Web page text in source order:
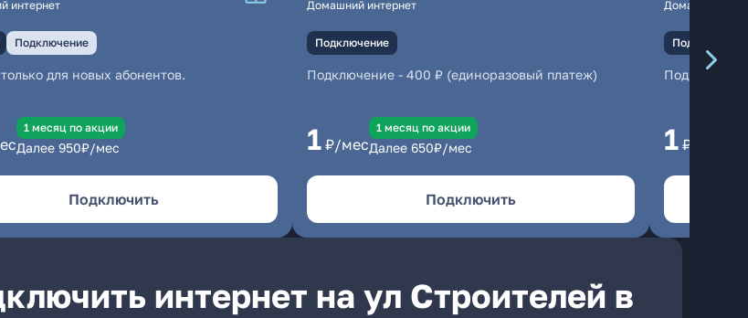
интернет
Подключение
для новых абонентов.
1 месяц по акции
Далее 950₽/мес
Подключить
Домашний интернет
Подключение
Подключение - 400 ₽ (единоразовый платеж)
1 ₽/мес
1 месяц по акции
Далее 650₽/мес
Подключить
Домашний
Подключение
1 ₽/мес
интернет на ул Строителей в